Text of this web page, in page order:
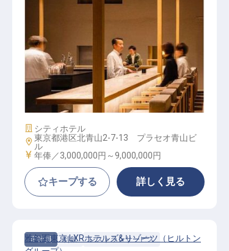
レストランサービス・バーテンダー
│年俸300万円～900万円／2027年新
設のレストラン＆バー／経験次第で
年俸大きく
施設業態
シティホテル
勤務地
東京都港区北青山2-7-13 プラセオ青山ビ
ル
給与
年俸／3,000,000円～9,000,000円
キープする 詳しく見る
正社員 料飲 レストランサービス
雅叙園東京 LXRホテルズ&リゾーツ（ヒルトン